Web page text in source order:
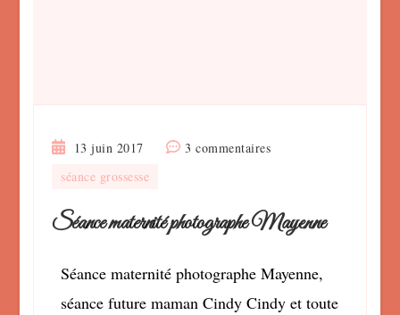
13 juin 2017 3 commentairessur
photographe
Mayenne
séance grossesse
Séance maternité photographe Mayenne
Séance maternité photographe Mayenne,
séance future maman Cindy Cindy et toute